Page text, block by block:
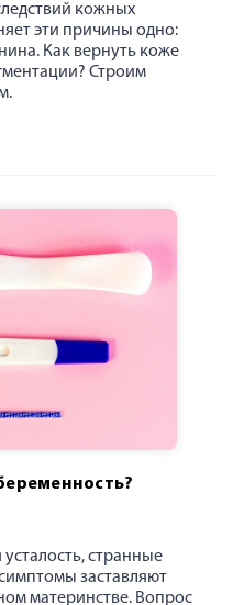
кожных
эти причины одно:
Как вернуть коже
Строим
странные
заставляют
материнстве. Вопрос